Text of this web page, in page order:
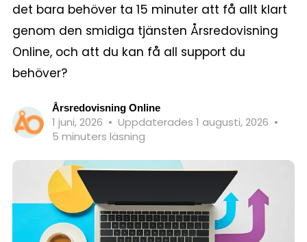
det bara behöver ta 15 minuter att få allt klart
genom den smidiga tjänsten Årsredovisning
Online, och att du kan få all support du
behöver?
Årsredovisning Online
1 juni, 2026 • Uppdaterades 1 augusti, 2026 •
5 minuters läsning